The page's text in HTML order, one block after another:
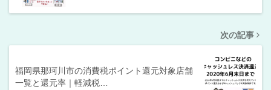
次の記事
福岡県那珂川市の消費税ポイント還元対象店舗
一覧と還元率｜軽減税…